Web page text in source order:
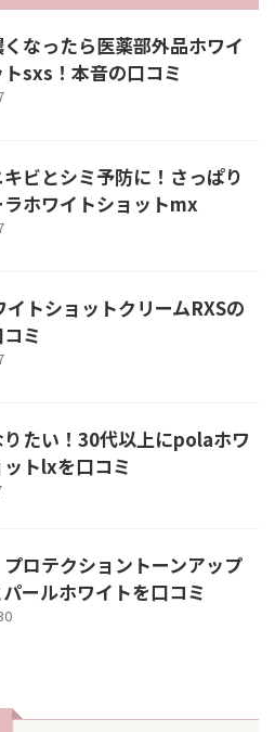
なったら医薬部外品ホワイ
トsxs！本音の口コミ
ビとシミ予防に！さっぱり
ホワイトショットmx
トショットクリームRXSの
ミ
りたい！30代以上にpolaホワ
トlxを口コミ
プロテクショントーンアップ
ールホワイトを口コミ